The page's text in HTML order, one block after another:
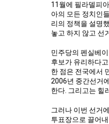
11월에 필라델피
아의 모든 정치인
리의 정책을 설명
놓고 하지 않고 선
민주당의 펜실베
후보가 유리하다
한 점은 전국에서
2006년 중간선거
한다. 그리고는 힐
그러나 이번 선거
투표장으로 끌어